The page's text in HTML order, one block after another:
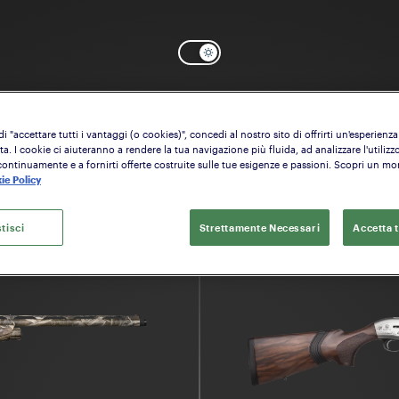
il modello che vuoi configurare
"accettare tutti i vantaggi (o cookies)", concedi al nostro sito di offrirti un'esperienza
I cookie ci aiuteranno a rendere la tua navigazione più fluida, ad analizzare
e a fornirti offerte costruite sulle tue esigenze e passioni. Scopri un
Policy
Strettamente Necessari Accetta